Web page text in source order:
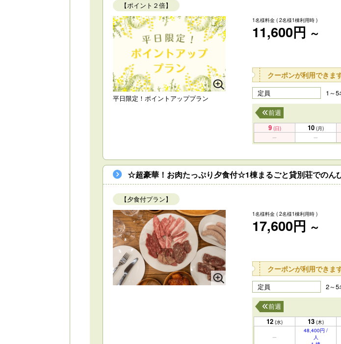
【ポイント２倍】
平日限定！ポイントアッププラン
1名様料金 ( 2名様1棟利用時 )
11,600円 ～
クーポンが利用できます
定員 1～5
前週
9 (日) 10 (月)
☆超豪華！お肉たっぷり夕食付☆1棟まるごと貸別荘でのん
【夕食付プラン】
1名様料金 ( 2名様1棟利用時 )
17,600円 ～
クーポンが利用できます
定員 2～5
前週
12 (水) 13 (木)
48,400円 /
人